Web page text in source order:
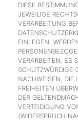
DIESE
JEWEILIGE
VERARBEITUNG
EINLEGEN,
VERARBEITEN, ES
SCHUTZWÜRDIGE
NACHWEISEN, DIE
FREIHEITEN
DER
VERTEIDIGUNG
(WIDERSPRUCH